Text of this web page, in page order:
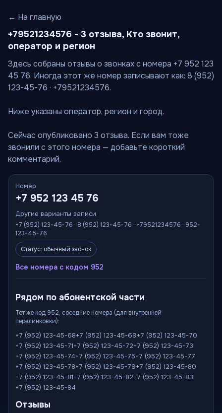
← На главную
+79521234576 - 3 отзыва, Кто звонит,
оператор и регион
Здесь собраны отзывы о звонках с номера +7 952 123
45 76. Иногда этот же номер записывают как: 8 (952)
123-45-76 · +79521234576.
Ниже указаны оператор, регион и город.
Сейчас опубликовано 3 отзыва. Если вам тоже
звонили с этого номера — добавьте короткий
комментарий.
Номер
+7 952 123 45 76
Другие варианты записи
+7 (952) 123-45-76 · 8 (952) 123-45-76 · +79521234576 · 952-
123-45-76
Статус: обычный звонок
Все номера с кодом 952
Рядом по абонентской части
Тот же код 952, соседние номера (для внутренней
перелинковки):
+7 (952) 123-45-68+7 (952) 123-45-69+7 (952) 123-45-70
+7 (952) 123-45-71+7 (952) 123-45-72+7 (952) 123-45-73
+7 (952) 123-45-74+7 (952) 123-45-75+7 (952) 123-45-77
+7 (952) 123-45-78+7 (952) 123-45-79+7 (952) 123-45-80
+7 (952) 123-45-81+7 (952) 123-45-82+7 (952) 123-45-83
+7 (952) 123-45-84
Отзывы